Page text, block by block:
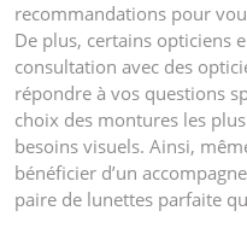
recommandations pour
De plus, certains opticiens
consultation avec des
répondre à vos questions
choix des montures les
besoins visuels. Ainsi,
bénéficier d’un
paire de lunettes parfaite